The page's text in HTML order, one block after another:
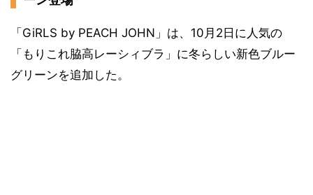
「GiRLS by PEACH JOHN」は、10月2日に人気の
「もりこれ脇高レーシィブラ」に冬らしい新色ブルー
グリーンを追加した。